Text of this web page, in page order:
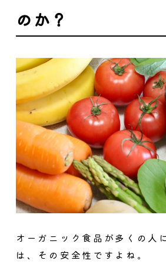
のか？
オーガニック食品が多くの人
は、その安全性ですよね。